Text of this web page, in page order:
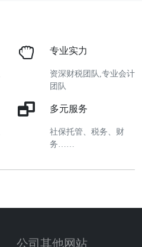
专业实力
资深财税团队,专业会计
团队
多元服务
社保托管、税务、财
务……
公司其他网站